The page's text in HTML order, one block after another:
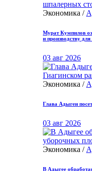
Экономика /
Мурат Кумпилов
и производству
03 авг 2026
Экономика /
Глава Адыгеи
03 авг 2026
Экономика /
В Адыгее